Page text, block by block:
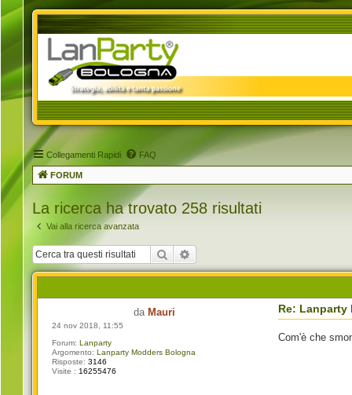
Collegamenti Rapidi FAQ
FORUM
La ricerca ha trovato 258 risultati
Vai alla ricerca avanzata
Cerca
daMauri
24 nov 2018, 11:55
Forum: Lanparty
Argomento: Lanparty Modders Bologna
Risposte: 3146
Visite : 16255476
Re: Lanparty
Com'è che